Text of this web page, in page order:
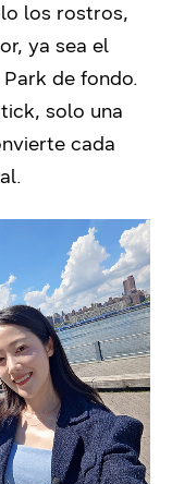
los rostros,
ya sea el
de fondo.
solo una
cada